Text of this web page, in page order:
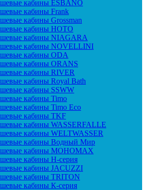
кабины ESBANO
кабины Frank
кабины Grossman
кабины HOTO
кабины NIAGARA
кабины NOVELLINI
кабины ODA
кабины ORANS
кабины RIVER
кабины Royal Bath
кабины SSWW
кабины Timo
кабины Timo Eco
кабины TKF
кабины WASSERFALLE
кабины WELTWASSER
кабины Водный Мир
кабины МОНОМАХ
кабины H-серия
кабины JACUZZI
кабины TRITON
кабины К-серия